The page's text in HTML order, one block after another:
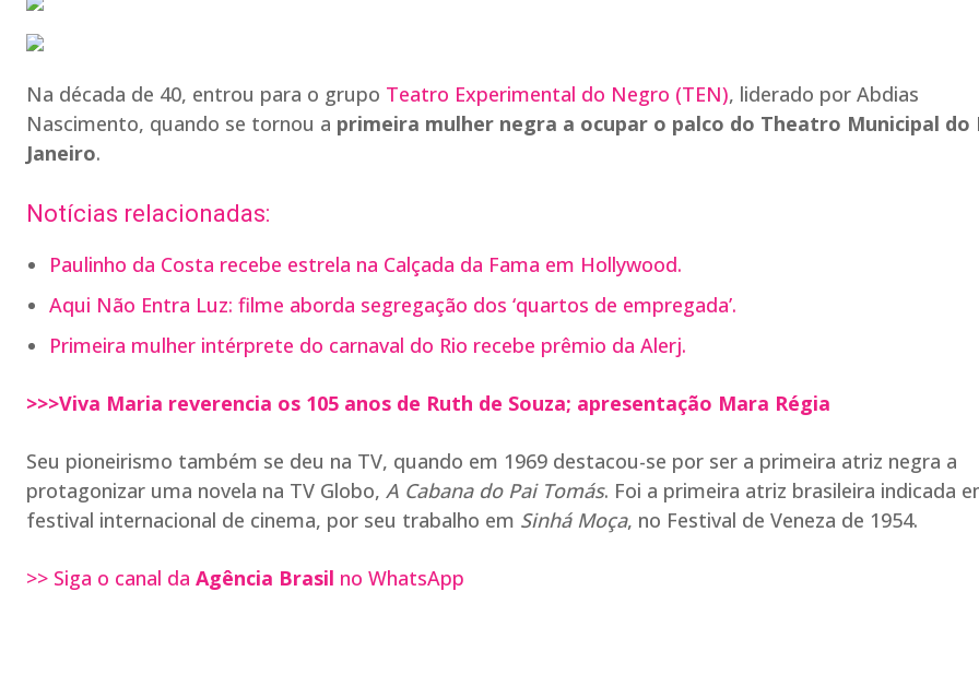
Na década de 40, entrou para o grupo Teatro Experimental do Negro (TEN), liderado por Abdias
Nascimento, quando se tornou a primeira mulher negra a ocupar o palco do Theatro Municipal do
Janeiro.
Notícias relacionadas:
Paulinho da Costa recebe estrela na Calçada da Fama em Hollywood.
Aqui Não Entra Luz: filme aborda segregação dos ‘quartos de empregada’.
Primeira mulher intérprete do carnaval do Rio recebe prêmio da Alerj.
>>>Viva Maria reverencia os 105 anos de Ruth de Souza; apresentação Mara Régia
Seu pioneirismo também se deu na TV, quando em 1969 destacou-se por ser a primeira atriz negra a
protagonizar uma novela na TV Globo, A Cabana do Pai Tomás. Foi a primeira atriz brasileira indicada
festival internacional de cinema, por seu trabalho em Sinhá Moça, no Festival de Veneza de 1954.
>> Siga o canal da Agência Brasil no WhatsApp